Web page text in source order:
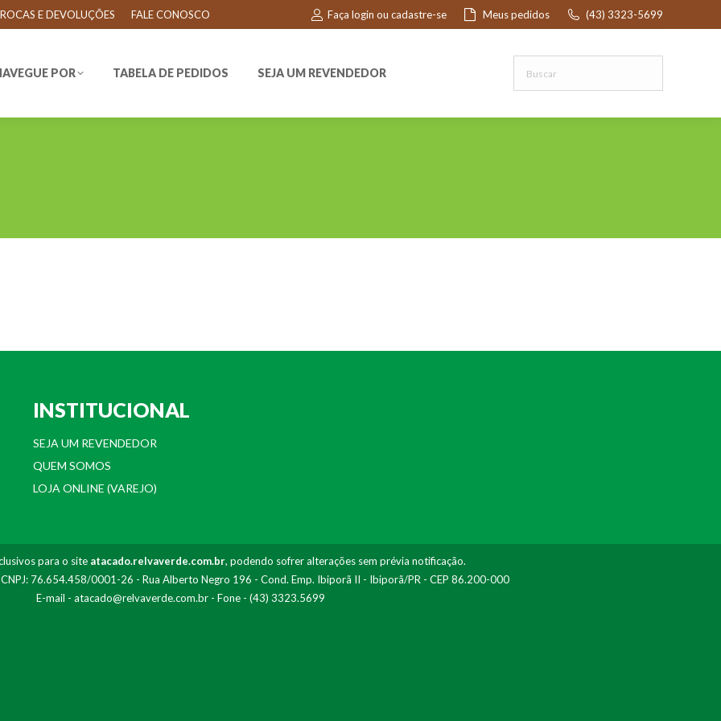
E DEVOLUÇÕES FALE CONOSCO Faça login ou cadastre-se Meus pedidos (43) 3323-5699
POR TABELA DE PEDIDOS SEJA UM REVENDEDOR
INSTITUCIONAL
SEJA UM REVENDEDOR
QUEM SOMOS
LOJA ONLINE (VAREJO)
para o site atacado.relvaverde.com.br, podendo sofrer alterações sem prévia notificação.
CNPJ: 76.654.458/0001-26 - Rua Alberto Negro 196 - Cond. Emp. Ibiporã II - Ibiporã/PR - CEP 86.200-000
E-mail - atacado@relvaverde.com.br- Fone - (43) 3323.5699
POR TABELA DE PEDIDOS SEJA UM REVENDEDOR